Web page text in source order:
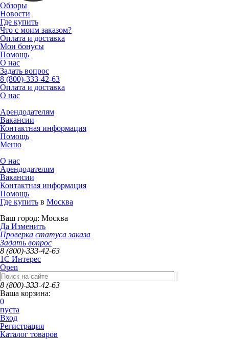
Обзоры
Новости
Где купить
Что с моим заказом?
Оплата и доставка
Мои бонусы
Помощь
О нас
Задать вопрос
8 (800)-333-42-63
Оплата и доставка
О нас
Арендодателям
Вакансии
Контактная информация
Помощь
Меню
О нас
Арендодателям
Вакансии
Контактная информация
Помощь
Где купить в Москва
Ваш город: Москва
Да Изменить
Проверка статуса заказа
Задать вопрос
8 (800)-333-42-63
1C Интерес
Open
8 (800)-333-42-63
Ваша корзина:
0
пуста
Вход
Регистрация
Каталог товаров